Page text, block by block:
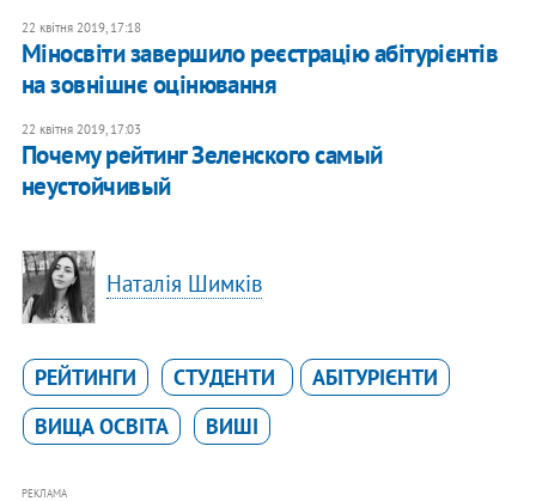
22 квітня 2019, 17:18
Міносвіти завершило реєстрацію абітурієнтів
на зовнішнє оцінювання
22 квітня 2019, 17:03
Почему рейтинг Зеленского самый
неустойчивый
Наталія Шимків
РЕЙТИНГИ СТУДЕНТИ
АБІТУРІЄНТИ
ВИЩА ОСВІТА
ВИШІ
РЕКЛАМА